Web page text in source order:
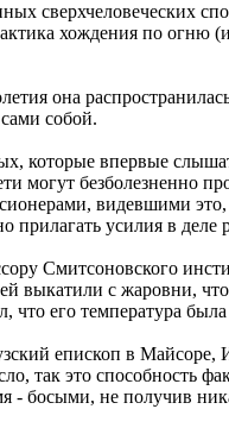
сверхчеловеческих
хождения по огню
она
собой.
которые впервые
могут безболезненно
видевшими
прилагать усилия в
Смитсоновского
выкатили с жаровни,
что его температура
епископ в Майсоре,
так это способность
- босыми, не получив